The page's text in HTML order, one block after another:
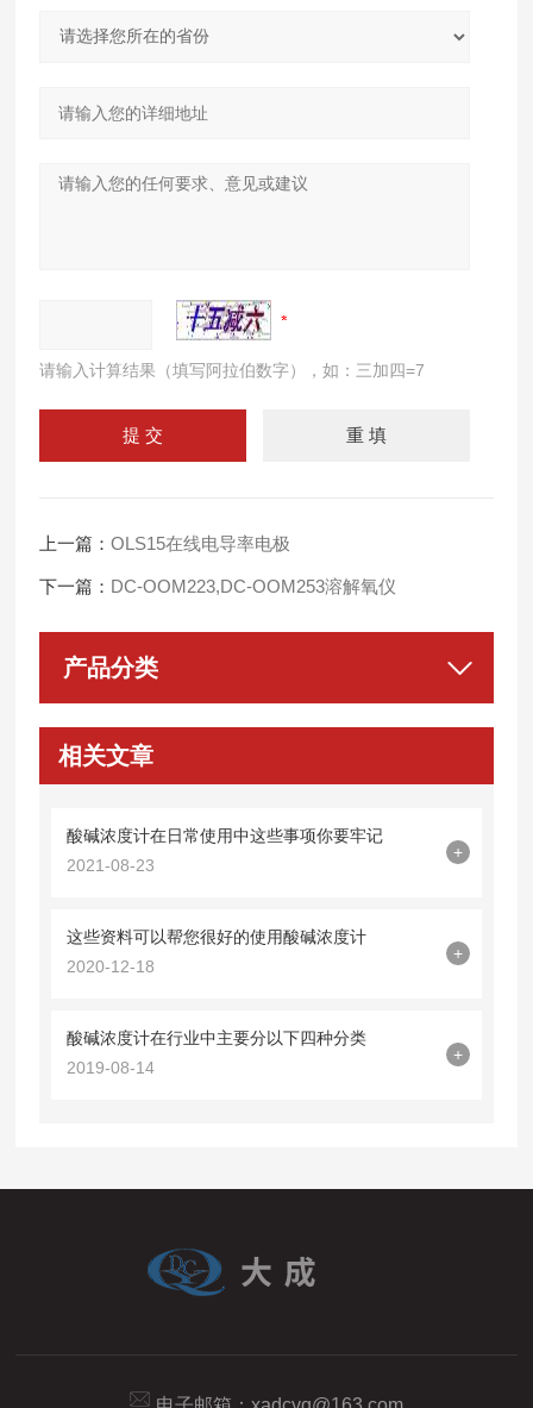
请输入计算结果（填写阿拉伯数字），如：三加四=7
上一篇：OLS15在线电导率电极
下一篇： DC-OOM223,DC-OOM253溶解氧仪
产品分类
相关文章
酸碱浓度计在日常使用中这些事项你要牢记
2021-08-23
+
这些资料可以帮您很好的使用酸碱浓度计
2020-12-18
+
酸碱浓度计在行业中主要分以下四种分类
2019-08-14
+